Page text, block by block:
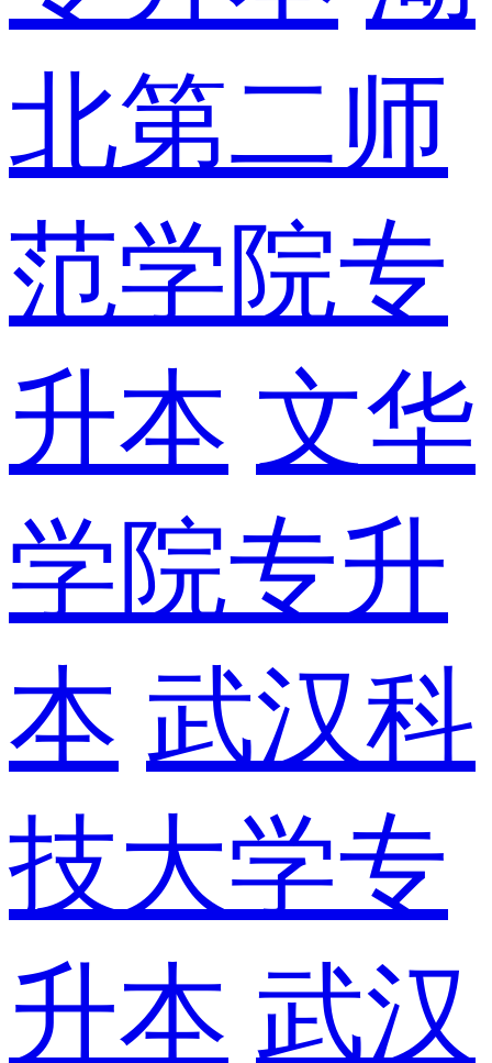
北第二师
范学院专
升本 文华
学院专升
本 武汉科
技大学专
升本 武汉